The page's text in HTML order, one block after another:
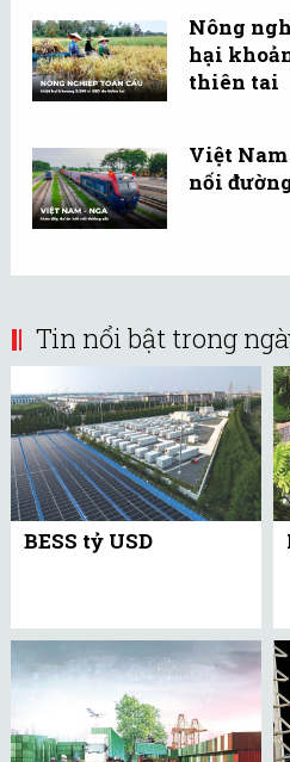
Nông
hại
thiên tai
Việt
nối
Tin nổi bật trong
BESS tỷ USD